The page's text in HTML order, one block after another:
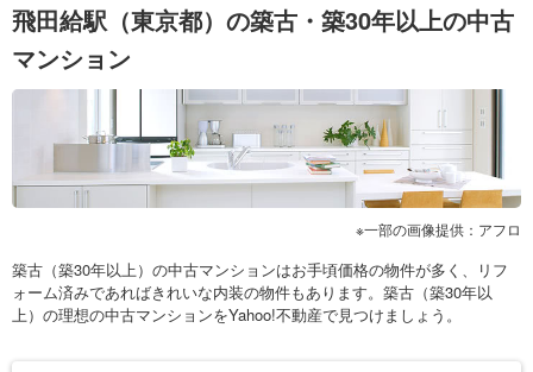
飛田給駅（東京都）の築古・築30年以上の中古
マンション
一部の画像提供：アフロ
築古（築30年以上）の中古マンションはお手頃価格の物件が多く、リフ
ォーム済みであればきれいな内装の物件もあります。築古（築30年以
上）の理想の中古マンションをYahoo!不動産で見つけましょう。